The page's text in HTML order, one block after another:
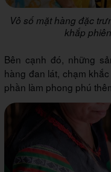
Vô số mặt hàng đặc
khắp
Bên cạnh đó, những
hàng đan lát, chạm
phần làm phong phú